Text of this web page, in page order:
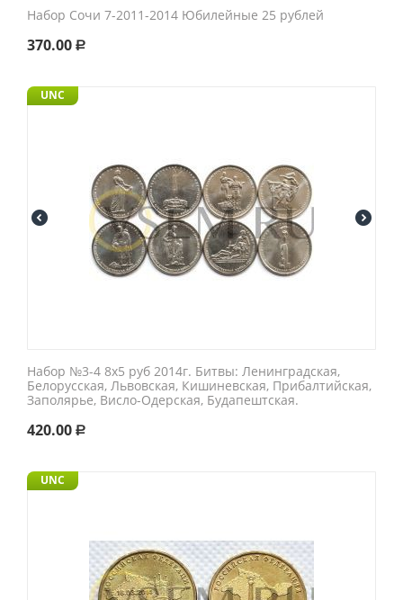
Набор Сочи 7-2011-2014 Юбилейные 25 рублей
370.00 Р
UNC
Набор №3-4 8x5 руб 2014г. Битвы: Ленинградская,
Белорусская, Львовская, Кишиневская, Прибалтийская,
Заполярье, Висло-Одерская, Будапештская.
420.00 Р
UNC